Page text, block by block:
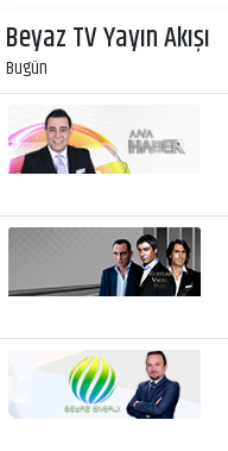
Beyaz TV Yayın Akışı
Bugün